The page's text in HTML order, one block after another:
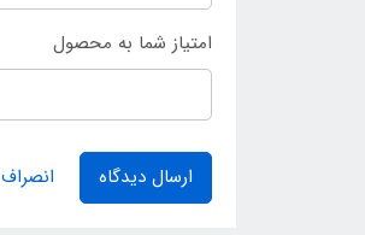
امتیاز شما به محصول
ارسال دیدگاه انصراف